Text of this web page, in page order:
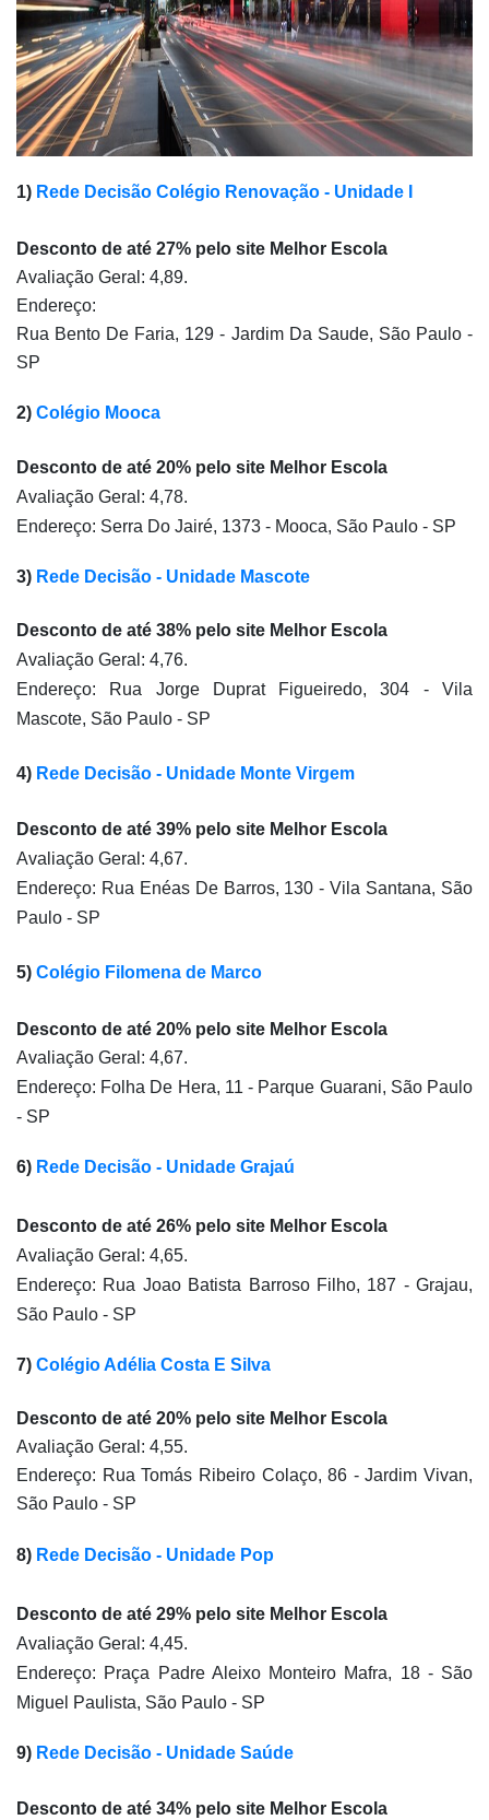
1) Rede Decisão Colégio Renovação - Unidade I
Desconto de até 27% pelo site Melhor Escola
Avaliação Geral: 4,89.
Endereço:
Rua Bento De Faria, 129 - Jardim Da Saude, São Paulo -
SP
2) Colégio Mooca
Desconto de até 20% pelo site Melhor Escola
Avaliação Geral: 4,78.
Endereço: Serra Do Jairé, 1373 - Mooca, São Paulo - SP
3) Rede Decisão - Unidade Mascote
Desconto de até 38% pelo site Melhor Escola
Avaliação Geral: 4,76.
Endereço: Rua Jorge Duprat Figueiredo, 304 - Vila
Mascote, São Paulo - SP
4) Rede Decisão - Unidade Monte Virgem
Desconto de até 39% pelo site Melhor Escola
Avaliação Geral: 4,67.
Endereço: Rua Enéas De Barros, 130 - Vila Santana, São
Paulo - SP
5) Colégio Filomena de Marco
Desconto de até 20% pelo site Melhor Escola
Avaliação Geral: 4,67.
Endereço: Folha De Hera, 11 - Parque Guarani, São Paulo
- SP
6) Rede Decisão - Unidade Grajaú
Desconto de até 26% pelo site Melhor Escola
Avaliação Geral: 4,65.
Endereço: Rua Joao Batista Barroso Filho, 187 - Grajau,
São Paulo - SP
7) Colégio Adélia Costa E Silva
Desconto de até 20% pelo site Melhor Escola
Avaliação Geral: 4,55.
Endereço: Rua Tomás Ribeiro Colaço, 86 - Jardim Vivan,
São Paulo - SP
8) Rede Decisão - Unidade Pop
Desconto de até 29% pelo site Melhor Escola
Avaliação Geral: 4,45.
Endereço: Praça Padre Aleixo Monteiro Mafra, 18 - São
Miguel Paulista, São Paulo - SP
9) Rede Decisão - Unidade Saúde
Desconto de até 34% pelo site Melhor Escola